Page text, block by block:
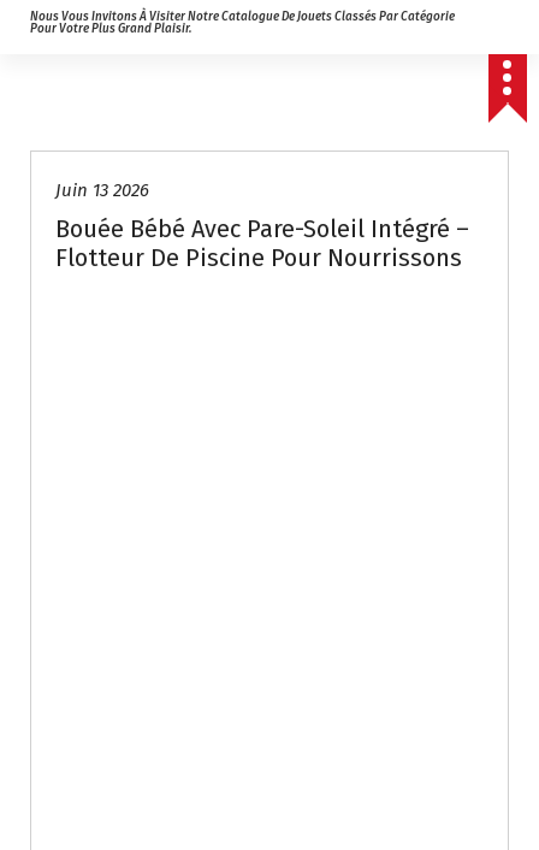
Nous Vous Invitons À Visiter Notre Catalogue De Jouets Classés Par Catégorie
Pour Votre Plus Grand Plaisir.
Juin 13 2026
Bouée Bébé Avec Pare-Soleil Intégré –
Flotteur De Piscine Pour Nourrissons